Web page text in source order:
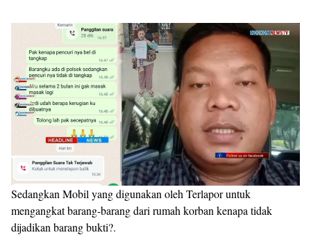
Sedangkan Mobil yang digunakan oleh Terlapor untuk
mengangkat barang-barang dari rumah korban kenapa tidak
dijadikan barang bukti?.